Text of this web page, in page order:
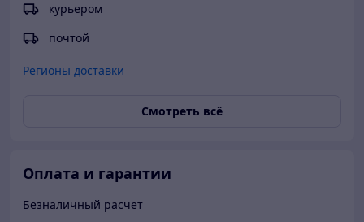
курьером
почтой
Регионы доставки
Смотреть всё
Оплата и гарантии
Безналичный расчет